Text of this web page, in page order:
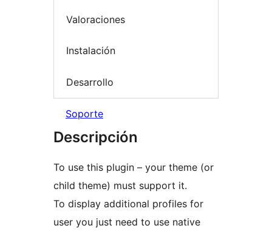
Valoraciones
Instalación
Desarrollo
Soporte
Descripción
To use this plugin – your theme (or
child theme) must support it.
To display additional profiles for
user you just need to use native